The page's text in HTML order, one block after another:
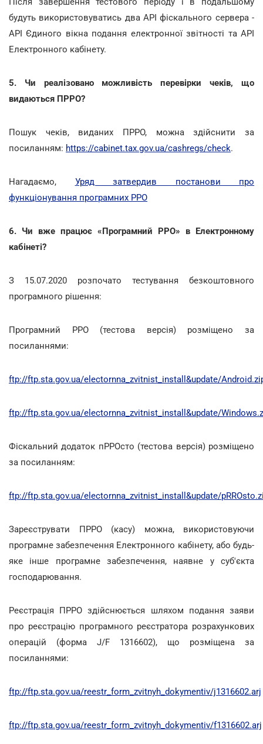
будуть використовуватись два АРІ фіскального сервера -
АРІ Єдиного вікна подання електронної звітності та АРІ
Електронного кабінету.
5. Чи реалізовано можливість перевірки чеків, що
видаються ПРРО?
Пошук чеків, виданих ПРРО, можна здійснити за
посиланням: https://cabinet.tax.gov.ua/cashregs/check.
Нагадаємо, Уряд затвердив постанови про
функціонування програмних РРО
6. Чи вже працює «Програмний РРО» в Електронному
кабінеті?
З 15.07.2020 розпочато тестування безкоштовного
програмного рішення:
Програмний РРО (тестова версія) розміщено за
посиланнями:
ftp://ftp.sta.gov.ua/electornna_zvitnist_install&update/
ftp://ftp.sta.gov.ua/electornna_zvitnist_install&update/
Фіскальний додаток пРРОсто (тестова версія) розміщено
за посиланням:
ftp://ftp.sta.gov.ua/electornna_zvitnist_install&update/
Зареєструвати ПРРО (касу) можна, використовуючи
програмне забезпечення Електронного кабінету, або будь-
яке інше програмне забезпечення, наявне у суб'єкта
господарювання.
Реєстрація ПРРО здійснюється шляхом подання заяви
про реєстрацію програмного реєстратора розрахункових
операцій (форма J/F 1316602), що розміщена за
посиланнями:
ftp://ftp.sta.gov.ua/reestr_form_zvitnyh_dokymentiv/j1316602.arj
ftp://ftp.sta.gov.ua/reestr_form_zvitnyh_dokymentiv/f1316602.arj